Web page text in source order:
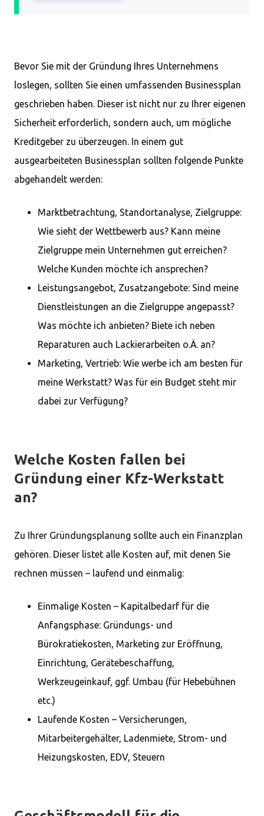
Bevor Sie mit der Gründung Ihres Unternehmens
loslegen, sollten Sie einen umfassenden Businessplan
geschrieben haben. Dieser ist nicht nur zu Ihrer eigenen
Sicherheit erforderlich, sondern auch, um mögliche
Kreditgeber zu überzeugen. In einem gut
ausgearbeiteten Businessplan sollten folgende Punkte
abgehandelt werden:
Marktbetrachtung, Standortanalyse, Zielgruppe:
Wie sieht der Wettbewerb aus? Kann meine
Zielgruppe mein Unternehmen gut erreichen?
Welche Kunden möchte ich ansprechen?
Leistungsangebot, Zusatzangebote: Sind meine
Dienstleistungen an die Zielgruppe angepasst?
Was möchte ich anbieten? Biete ich neben
Reparaturen auch Lackierarbeiten o.Ä. an?
Marketing, Vertrieb: Wie werbe ich am besten für
meine Werkstatt? Was für ein Budget steht mir
dabei zur Verfügung?
Welche Kosten fallen bei
Gründung einer Kfz-Werkstatt
an?
Zu Ihrer Gründungsplanung sollte auch ein Finanzplan
gehören. Dieser listet alle Kosten auf, mit denen Sie
rechnen müssen – laufend und einmalig:
Einmalige Kosten – Kapitalbedarf für die
Anfangsphase: Gründungs- und
Bürokratiekosten, Marketing zur Eröffnung,
Einrichtung, Gerätebeschaffung,
Werkzeugeinkauf, ggf. Umbau (für Hebebühnen
etc.)
Laufende Kosten – Versicherungen,
Mitarbeitergehälter, Ladenmiete, Strom- und
Heizungskosten, EDV, Steuern